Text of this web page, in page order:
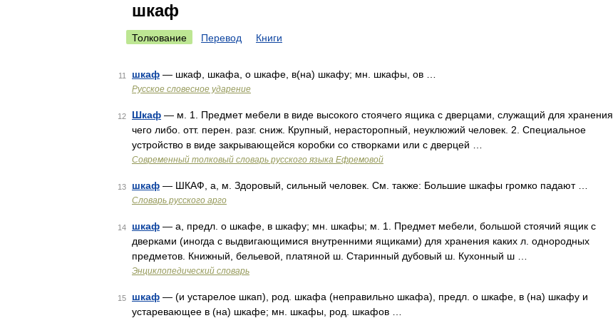
шкаф
Толкование Перевод Книги
11 шкаф — шкаф, шкафа, о шкафе, в(на) шкафу; мн. шкафы, ов …
Русское словесное ударение
12 Шкаф — м. 1. Предмет мебели в виде высокого стоячего ящика с дверцами, служащий для хранения
чего либо. отт. перен. разг. сниж. Крупный, нерасторопный, неуклюжий человек. 2. Специальное
устройство в виде закрывающейся коробки со створками или с дверцей …
Современный толковый словарь русского языка Ефремовой
13 шкаф — ШКАФ, а, м. Здоровый, сильный человек. См. также: Большие шкафы громко падают …
Словарь русского арго
14 шкаф — а, предл. о шкафе, в шкафу; мн. шкафы; м. 1. Предмет мебели, большой стоячий ящик с
дверками (иногда с выдвигающимися внутренними ящиками) для хранения каких л. однородных
предметов. Книжный, бельевой, платяной ш. Старинный дубовый ш. Кухонный ш …
Энциклопедический словарь
15 шкаф — (и устарелое шкап), род. шкафа (неправильно шкафа), предл. о шкафе, в (на) шкафу и
устаревающее в (на) шкафе; мн. шкафы, род. шкафов …